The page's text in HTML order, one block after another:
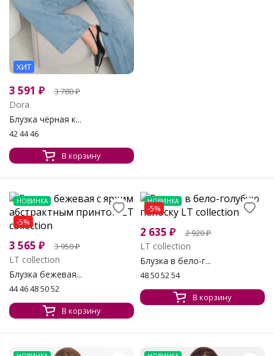
ХИТ
3 591 ₽ 3 780₽
Dora
Блузка чёрная к...
42 44 46
В корзину
НОВИНКА
-5%
3 565 ₽ 3 950₽
LT collection
Блузка бежевая...
44 46 48 50 52
В корзину
НОВИНКА
-5%
2 635 ₽ 2 920₽
LT collection
Блузка в бело-г...
48 50 52 54
В корзину